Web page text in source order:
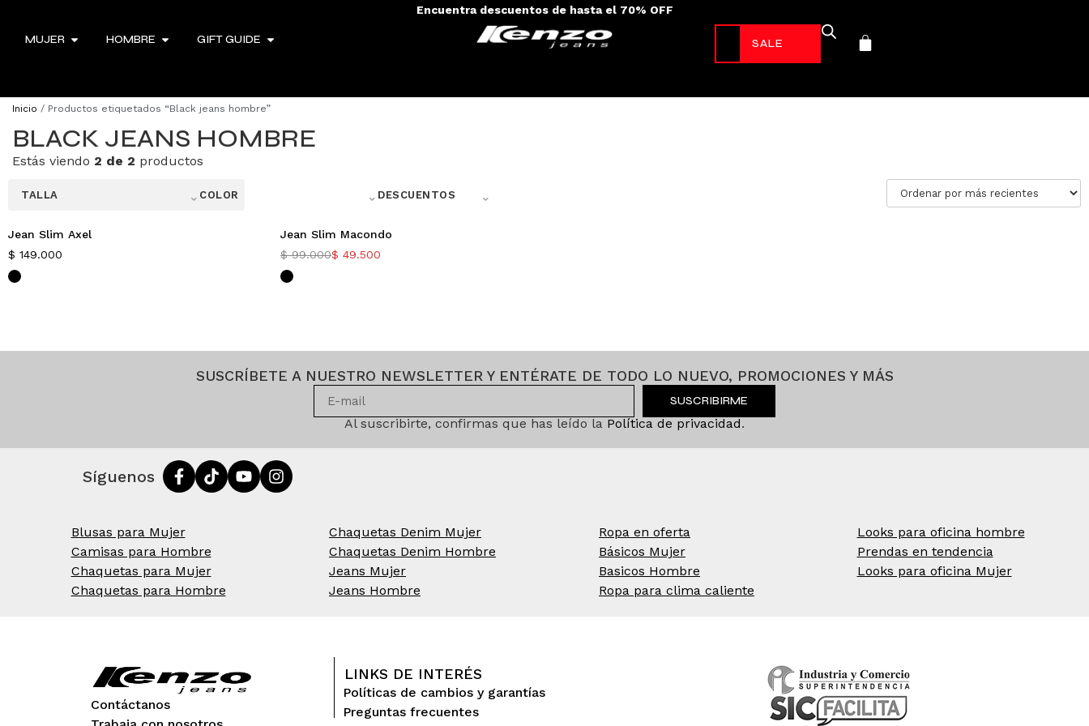
Envíos a todo el país - 100% colombiano
MUJER HOMBRE GIFT GUIDE -70%*
Inicio / Productos etiquetados “Black jeans hombre”
BLACK JEANS HOMBRE
Estás viendo 2 de 2 productos
TALLA ⌃ COLOR ⌃ DESCUENTOS ⌃
Jean Slim Axel
$ 149.000
-50%
Jean Slim Macondo
$99.000$ 49.500
SUSCRÍBETE A NUESTRO NEWSLETTER Y ENTÉRATE DE TODO LO NUEVO, PROMOCIONES Y MÁS
SUSCRIBIRME
Al suscribirte, confirmas que has leído la Política de privacidad.
Síguenos
Blusas para Mujer
Camisas para Hombre
Chaquetas para Mujer
Chaquetas para Hombre
Chaquetas Denim Mujer
Chaquetas Denim Hombre
Jeans Mujer
Jeans Hombre
Ropa en oferta
Básicos Mujer
Basicos Hombre
Ropa para clima caliente
Looks para oficina hombre
Prendas en tendencia
Looks para oficina Mujer
Contáctanos
LINKS DE INTERÉS
Políticas de cambios y garantías
Preguntas frecuentes